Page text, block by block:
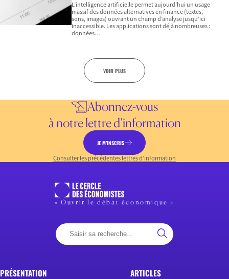
L’intelligence artificielle permet aujourd’hui un usage
massif des données alternatives en finance (textes,
sons, images) ouvrant un champ d’analyse jusqu’ici
inaccessible. Les applications sont déjà nombreuses :
données…
VOIR PLUS
Abonnez-vous
à notre lettre d’information
JE M’INSCRIS
Consulter les précédentes lettres d’information
« Ouvrir le débat économique »
PRÉSENTATION ARTICLES